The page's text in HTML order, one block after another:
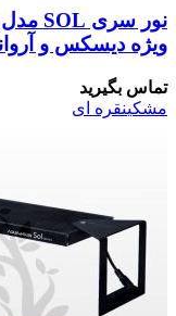
ویژه دیسکس و
تماس بگیرید
مشکینقره ای